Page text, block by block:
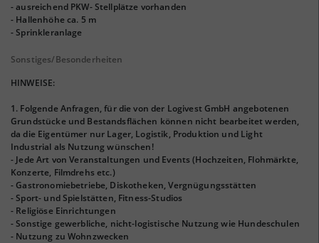
- ausreichend PKW- Stellplätze vorhanden
- Hallenhöhe ca. 5 m
- Sprinkleranlage
Sonstiges/Besonderheiten
HINWEISE:
1. Folgende Anfragen, für die von der Logivest GmbH angebotenen
Grundstücke und Bestandsflächen können nicht bearbeitet werden,
da die Eigentümer nur Lager, Logistik, Produktion und Light
Industrial als Nutzung wünschen!
- Jede Art von Veranstaltungen und Events (Hochzeiten, Flohmärkte,
Konzerte, Filmdrehs etc.)
- Gastronomiebetriebe, Diskotheken, Vergnügungsstätten
- Sport- und Spielstätten, Fitness-Studios
- Religiöse Einrichtungen
- Sonstige gewerbliche, nicht-logistische Nutzung wie Hundeschulen
- Nutzung zu Wohnzwecken